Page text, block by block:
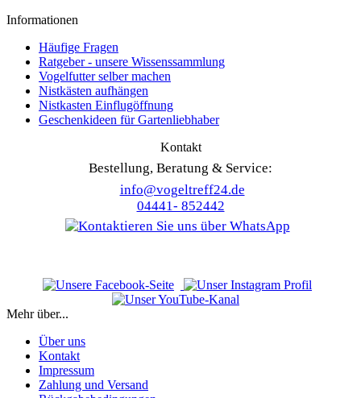
Informationen
Häufige Fragen
Ratgeber - unsere Wissenssammlung
Vogelfutter selber machen
Nistkästen aufhängen
Nistkasten Einflugöffnung
Geschenkideen für Gartenliebhaber
Kontakt
Bestellung, Beratung & Service:
info@vogeltreff24.de
04441- 852442
Mehr über...
Über uns
Kontakt
Impressum
Zahlung und Versand